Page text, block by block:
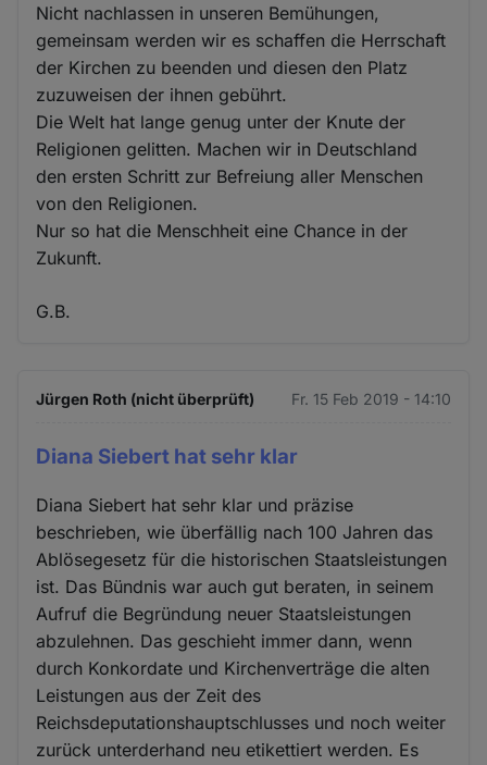
Nicht nachlassen in unseren Bemühungen,
gemeinsam werden wir es schaffen die Herrschaft
der Kirchen zu beenden und diesen den Platz
zuzuweisen der ihnen gebührt.
Die Welt hat lange genug unter der Knute der
Religionen gelitten. Machen wir in Deutschland
den ersten Schritt zur Befreiung aller Menschen
von den Religionen.
Nur so hat die Menschheit eine Chance in der
Zukunft.
G.B.
Jürgen Roth (nicht überprüft) Fr. 15 Feb 2019 - 14:10
Diana Siebert hat sehr klar
Diana Siebert hat sehr klar und präzise
beschrieben, wie überfällig nach 100 Jahren das
Ablösegesetz für die historischen Staatsleistungen
ist. Das Bündnis war auch gut beraten, in seinem
Aufruf die Begründung neuer Staatsleistungen
abzulehnen. Das geschieht immer dann, wenn
durch Konkordate und Kirchenverträge die alten
Leistungen aus der Zeit des
Reichsdeputationshauptschlusses und noch weiter
zurück unterderhand neu etikettiert werden. Es